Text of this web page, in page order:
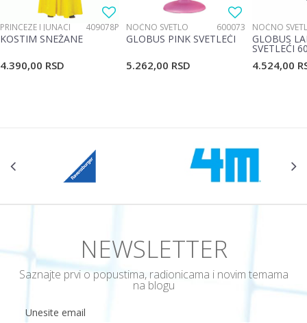
PRINCEZE I JUNACI 409078P
KOSTIM SNEŽANE
4.390,00 RSD
NOĆNO SVETLO 600073
GLOBUS PINK SVETLEĆI
5.262,00 RSD
NOĆNO
GLOBUS
SVETLEĆI
4.524,00
NEWSLETTER
Saznajte prvi o popustima, radionicama i novim temama
na blogu